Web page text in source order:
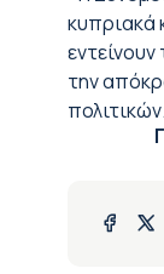
κυπριακά
την
πολιτικών.